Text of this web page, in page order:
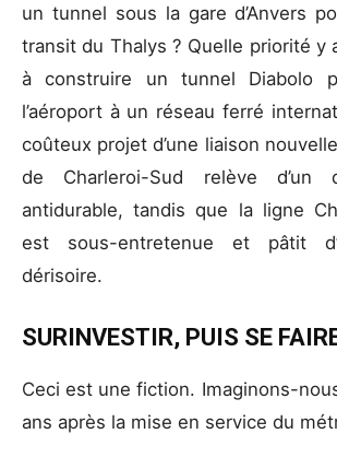
un tunnel sous la gare d’Anvers
transit du Thalys ? Quelle priorité y
à construire un tunnel Diabolo
l’aéroport à un réseau ferré
coûteux projet d’une liaison
de Charleroi-Sud relève d’un
antidurable, tandis que la ligne
est sous-entretenue et pâtit
dérisoire.
SURINVESTIR, PUIS SE
Ceci est une fiction. Imaginons-
ans après la mise en service du